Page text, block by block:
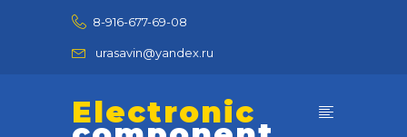
8-916-677-69-08
urasavin@yandex.ru
Electronic